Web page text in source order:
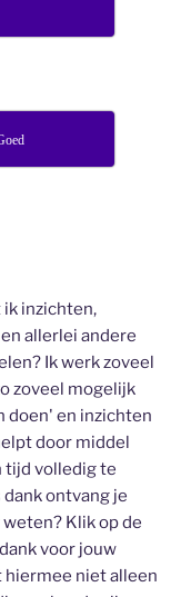
inzichten,
allerlei andere
Ik werk zoveel
zoveel mogelijk
doen' en inzichten
door middel
tijd volledig te
ontvang je
Klik op de
voor jouw
hiermee niet alleen